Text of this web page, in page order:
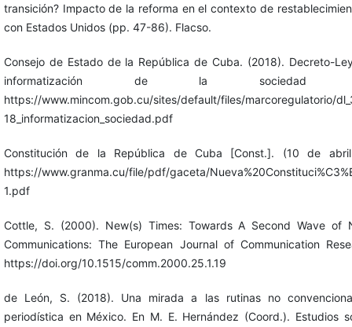
transición? Impacto de la reforma en el contexto de
con Estados Unidos (pp. 47-86). Flacso.
Consejo de Estado de la República de Cuba. (2018). Decreto-
informatización de la sociedad
https://www.mincom.gob.cu/sites/default/files/marcoregulatorio/
18_informatizacion_sociedad.pdf
Constitución de la República de Cuba [Const.]. (10 de
https://www.granma.cu/file/pdf/gaceta/
1.pdf
Cottle, S. (2000). New(s) Times: Towards A Second Wave of
Communications: The European Journal of Communication
https://doi.org/10.1515/comm.2000.25.1.19
de León, S. (2018). Una mirada a las rutinas no
periodística en México. En M. E. Hernández (Coord.). Estudios